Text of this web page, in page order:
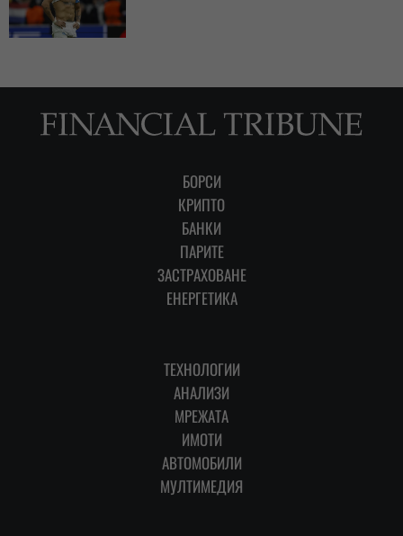
БОРСИ
КРИПТО
БАНКИ
ПАРИТЕ
ЗАСТРАХОВАНЕ
ЕНЕРГЕТИКА
ТЕХНОЛОГИИ
АНАЛИЗИ
МРЕЖАТА
ИМОТИ
АВТОМОБИЛИ
МУЛТИМЕДИЯ